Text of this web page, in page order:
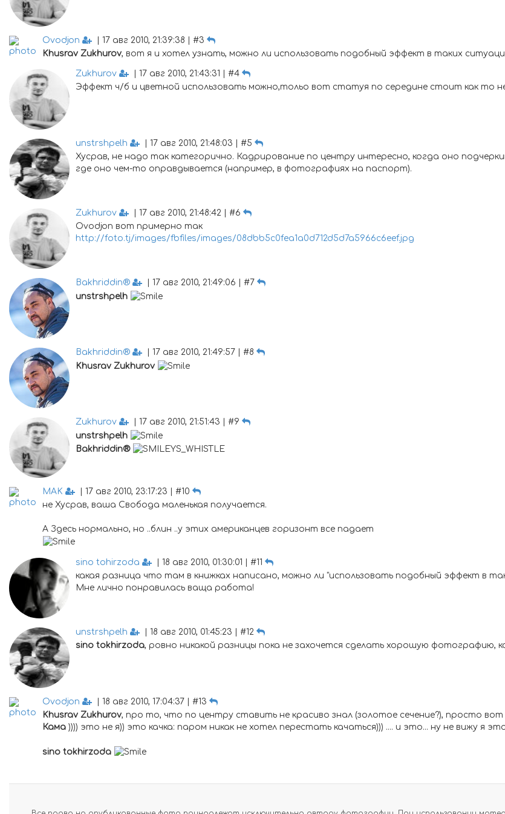
Ovodjon
| 17 авг 2010, 21:39:38 | #3
Khusrav Zukhurov, вот я и хотел узнать, можно ли использовать подобный эффект в таких
Zukhurov
| 17 авг 2010, 21:43:31 | #4
Эффект ч/б и цветной использовать можно,тольо вот статуя по середине стоит как то
unstrshpelh
| 17 авг 2010, 21:48:03 | #5
Хусрав, не надо так категорично. Кадрирование по центру интересно, когда оно
где оно чем-то оправдывается (например, в фотографиях на паспорт).
Zukhurov
| 17 авг 2010, 21:48:42 | #6
Ovodjon вот примерно так
http://foto.tj/images/fbfiles/images/08dbb5c0fea1a0d712d5d7a5966c6eef.jpg
Bakhriddin®
| 17 авг 2010, 21:49:06 | #7
unstrshpelh
Bakhriddin®
| 17 авг 2010, 21:49:57 | #8
Khusrav Zukhurov
Zukhurov
| 17 авг 2010, 21:51:43 | #9
unstrshpelh
Bakhriddin®
MAK
| 17 авг 2010, 23:17:23 | #10
не Хусрав, ваша Свобода маленькая получается.
А Здесь нормально, но ..блин ..у этих американцев горизонт все падает
sino tohirzoda
| 18 авг 2010, 01:30:01 | #11
какая разница что там в книжках написано, можно ли "использовать подобный эффект в
Мне лично понравилась ваща работа!
unstrshpelh
| 18 авг 2010, 01:45:23 | #12
sino tokhirzoda, ровно никакой разницы пока не захочется сделать хорошую фотографию,
Ovodjon
| 18 авг 2010, 17:04:37 | #13
Khusrav Zukhurov, про то, что по центру ставить не красиво знал (золотое сечение?), просто
Кама )))) это не я)) это качка: паром никак не хотел перестать качаться))) .... и это... ну не вижу я
sino tokhirzoda